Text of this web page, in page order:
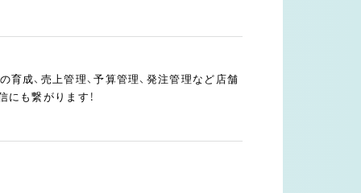
成、売上管理、予算管理、発注管理など店舗
も繋がります！